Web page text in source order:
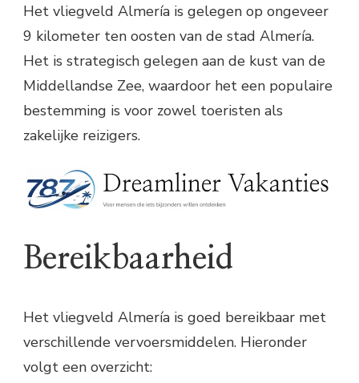
Het vliegveld Almería is gelegen op ongeveer
9 kilometer ten oosten van de stad Almería.
Het is strategisch gelegen aan de kust van de
Middellandse Zee, waardoor het een populaire
bestemming is voor zowel toeristen als
zakelijke reizigers.
Bereikbaarheid
Het vliegveld Almería is goed bereikbaar met
verschillende vervoersmiddelen. Hieronder
volgt een overzicht: